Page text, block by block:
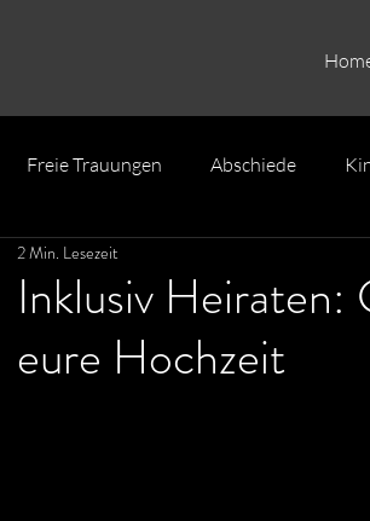
Freie Trauungen Abschiede
Inklusiv
eure Hochzeit
2 Min. Lesezeit